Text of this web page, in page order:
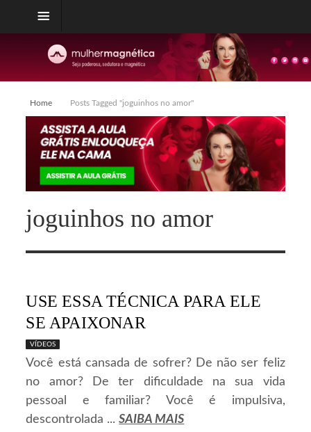
Home Posts Tagged "joguinhos no amor"
joguinhos no amor
USE ESSA TÉCNICA PARA ELE
SE APAIXONAR
VÍDEOS
Você está cansada de sofrer? De não ser feliz
no amor? De ter dificuldade na sua vida
pessoal e familiar? Você é impulsiva,
descontrolada ...SAIBA MAIS